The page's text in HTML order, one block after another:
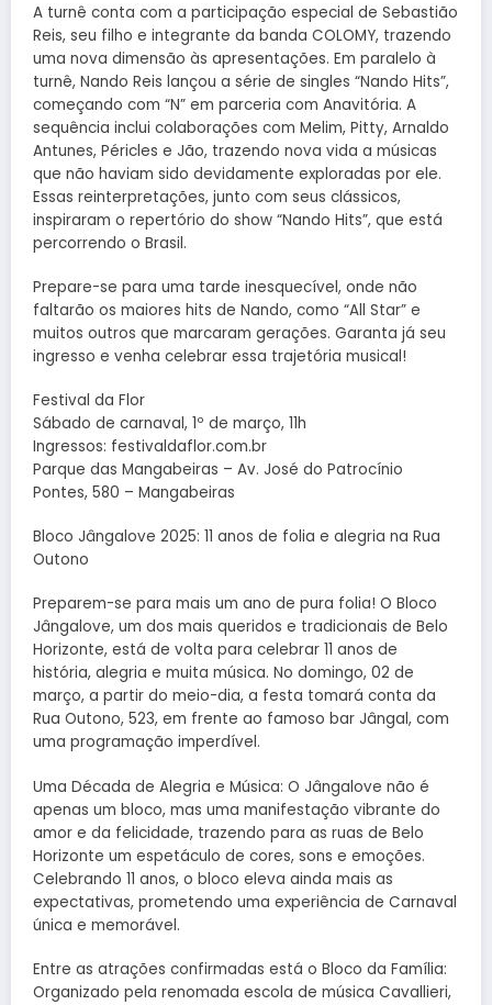
A turnê conta com a participação especial de Sebastião
Reis, seu filho e integrante da banda COLOMY, trazendo
uma nova dimensão às apresentações. Em paralelo à
turnê, Nando Reis lançou a série de singles “Nando Hits”,
começando com “N” em parceria com Anavitória. A
sequência inclui colaborações com Melim, Pitty, Arnaldo
Antunes, Péricles e Jão, trazendo nova vida a músicas
que não haviam sido devidamente exploradas por ele.
Essas reinterpretações, junto com seus clássicos,
inspiraram o repertório do show “Nando Hits”, que está
percorrendo o Brasil.
Prepare-se para uma tarde inesquecível, onde não
faltarão os maiores hits de Nando, como “All Star” e
muitos outros que marcaram gerações. Garanta já seu
ingresso e venha celebrar essa trajetória musical!
Festival da Flor
Sábado de carnaval, 1º de março, 11h
Ingressos: festivaldaflor.com.br
Parque das Mangabeiras – Av. José do Patrocínio
Pontes, 580 – Mangabeiras
Bloco Jângalove 2025: 11 anos de folia e alegria na Rua
Outono
Preparem-se para mais um ano de pura folia! O Bloco
Jângalove, um dos mais queridos e tradicionais de Belo
Horizonte, está de volta para celebrar 11 anos de
história, alegria e muita música. No domingo, 02 de
março, a partir do meio-dia, a festa tomará conta da
Rua Outono, 523, em frente ao famoso bar Jângal, com
uma programação imperdível.
Uma Década de Alegria e Música: O Jângalove não é
apenas um bloco, mas uma manifestação vibrante do
amor e da felicidade, trazendo para as ruas de Belo
Horizonte um espetáculo de cores, sons e emoções.
Celebrando 11 anos, o bloco eleva ainda mais as
expectativas, prometendo uma experiência de Carnaval
única e memorável.
Entre as atrações confirmadas está o Bloco da Família:
Organizado pela renomada escola de música Cavallieri,